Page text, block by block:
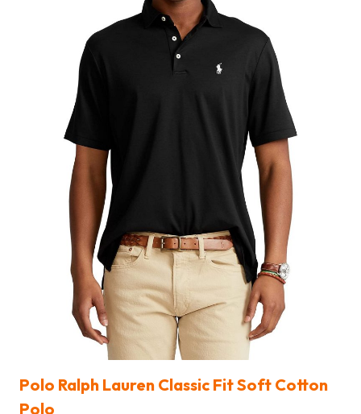
Polo Ralph Lauren Classic Fit Soft Cotton
Polo